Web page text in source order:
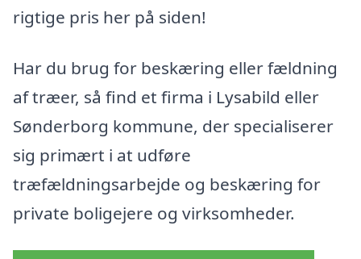
rigtige pris her på siden!
Har du brug for beskæring eller fældning
af træer, så find et firma i Lysabild eller
Sønderborg kommune, der specialiserer
sig primært i at udføre
træfældningsarbejde og beskæring for
private boligejere og virksomheder.